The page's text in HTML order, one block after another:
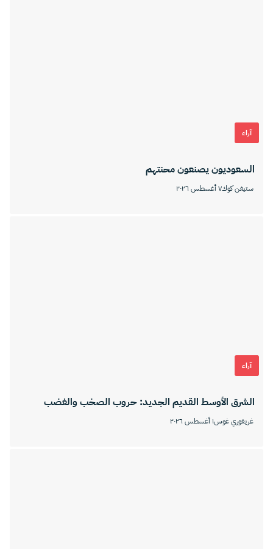
آراء
السعوديون يصنعون محنتهم
ستيفن كوك٧ أغسطس ٢٠٢٦
آراء
الشرق الأوسط القديم الجديد: حروب الصخب والغضب
غريغوري غوس١ أغسطس ٢٠٢٦